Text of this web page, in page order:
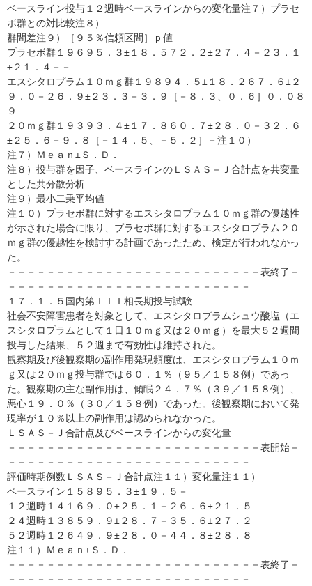
ベースライン投与１２週時ベースラインからの変化量注７）プラセ
ボ群との対比較注８）
群間差注９）［９５％信頼区間］ｐ値
プラセボ群１９６９５．３±１８．５７２．２±２７．４－２３．１
±２１．４－－
エスシタロプラム１０ｍｇ群１９８９４．５±１８．２６７．６±２
９．０－２６．９±２３．３－３．９［－８．３、０．６］０．０８
９
２０ｍｇ群１９３９３．４±１７．８６０．７±２８．０－３２．６
±２５．６－９．８［－１４．５、－５．２］－注１０）
注７）Ｍｅａｎ±Ｓ．Ｄ．
注８）投与群を因子、ベースラインのＬＳＡＳ－Ｊ合計点を共変量
とした共分散分析
注９）最小二乗平均値
注１０）プラセボ群に対するエスシタロプラム１０ｍｇ群の優越性
が示された場合に限り、プラセボ群に対するエスシタロプラム２０
ｍｇ群の優越性を検討する計画であったため、検定が行われなかっ
た。
－－－－－－－－－－－－－－－－－－－－－－－－－－表終了－
－－－－－－－－－－－－－－－－－－－－－－－－－
１７．１．５国内第ＩＩＩ相長期投与試験
社会不安障害患者を対象として、エスシタロプラムシュウ酸塩（エ
スシタロプラムとして１日１０ｍｇ又は２０ｍｇ）を最大５２週間
投与した結果、５２週まで有効性は維持された。
観察期及び後観察期の副作用発現頻度は、エスシタロプラム１０ｍ
ｇ又は２０ｍｇ投与群では６０．１％（９５／１５８例）であっ
た。観察期の主な副作用は、傾眠２４．７％（３９／１５８例）、
悪心１９．０％（３０／１５８例）であった。後観察期において発
現率が１０％以上の副作用は認められなかった。
ＬＳＡＳ－Ｊ合計点及びベースラインからの変化量
－－－－－－－－－－－－－－－－－－－－－－－－－－表開始－
－－－－－－－－－－－－－－－－－－－－－－－－－
評価時期例数ＬＳＡＳ－Ｊ合計点注１１）変化量注１１）
ベースライン１５８９５．３±１９．５－
１２週時１４１６９．０±２５．１－２６．６±２１．５
２４週時１３８５９．９±２８．７－３５．６±２７．２
５２週時１２６４９．９±２８．０－４４．８±２８．８
注１１）Ｍｅａｎ±Ｓ．Ｄ．
－－－－－－－－－－－－－－－－－－－－－－－－－－表終了－
－－－－－－－－－－－－－－－－－－－－－－－－－